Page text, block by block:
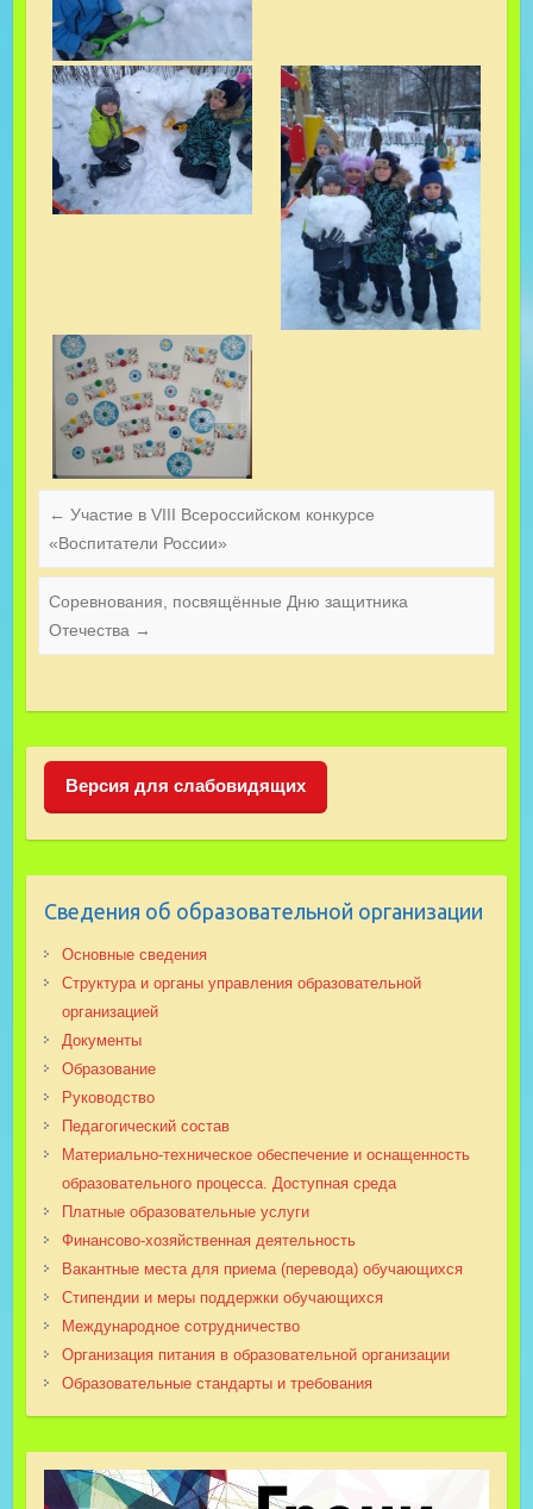
← Участие в VIII Всероссийском конкурсе
«Воспитатели России»
Соревнования, посвящённые Дню защитника
Отечества →
Версия для слабовидящих
Сведения об образовательной организации
Основные сведения
Структура и органы управления образовательной
организацией
Документы
Образование
Руководство
Педагогический состав
Материально-техническое обеспечение и оснащенность
образовательного процесса. Доступная среда
Платные образовательные услуги
Финансово-хозяйственная деятельность
Вакантные места для приема (перевода) обучающихся
Стипендии и меры поддержки обучающихся
Международное сотрудничество
Организация питания в образовательной организации
Образовательные стандарты и требования